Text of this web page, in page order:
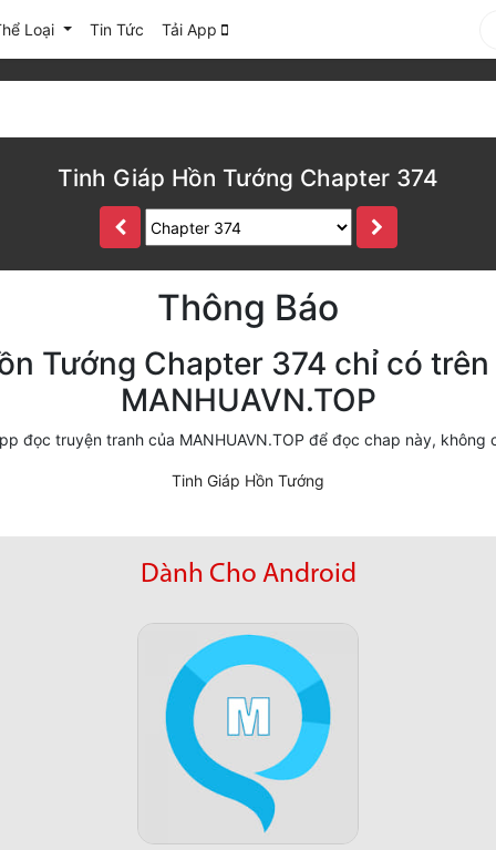
Loại Tin Tức Tải App
Tinh Giáp Hồn Tướng Chapter 374
Thông Báo
Tướng Chapter 374 chỉ có
MANHUAVN.TOP
đọc truyện tranh của MANHUAVN.TOP để đọc chap này, không
Tinh Giáp Hồn Tướng
Dành Cho Android